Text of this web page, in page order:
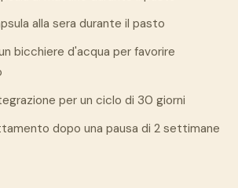
alla sera durante il pasto
bicchiere d'acqua per favorire
per un ciclo di 30 giorni
dopo una pausa di 2 settimane